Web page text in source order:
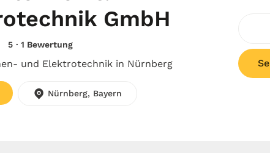
GmbH
5 · 1 Bewertung
und Elektrotechnik in Nürnberg
Nürnberg, Bayern